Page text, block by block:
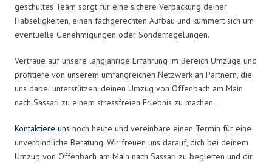
geschultes Team sorgt für eine sichere Verpackung deiner
Habseligkeiten, einen fachgerechten Aufbau und kümmert sich um
eventuelle Genehmigungen oder Sonderregelungen.
Vertraue auf unsere langjährige Erfahrung im Bereich Umzüge und
profitiere von unserem umfangreichen Netzwerk an Partnern, die
uns dabei unterstützen, deinen Umzug von Offenbach am Main
nach Sassari zu einem stressfreien Erlebnis zu machen.
Kontaktiere uns noch heute und vereinbare einen Termin für eine
unverbindliche Beratung. Wir freuen uns darauf, dich bei deinem
Umzug von Offenbach am Main nach Sassari zu begleiten und dir